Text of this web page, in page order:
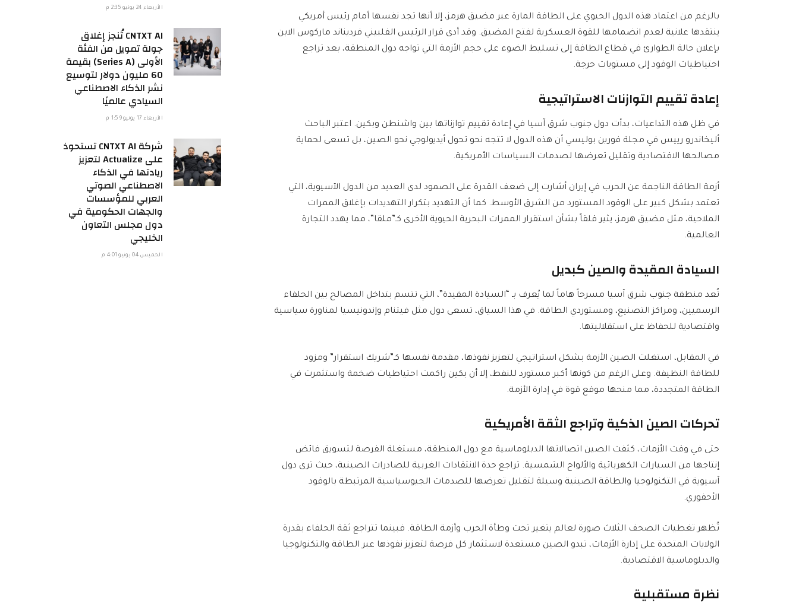
بالرغم من اعتماد هذه الدول الحيوي على الطاقة المارة عبر مضيق هرمز، إلا أنها تجد نفسها أمام رئيس أمريكي
ينتقدها علانية لعدم انضمامها للقوة العسكرية لفتح المضيق. وقد أدى قرار الرئيس الفلبيني فرديناند ماركوس الابن
بإعلان حالة الطوارئ في قطاع الطاقة إلى تسليط الضوء على حجم الأزمة التي تواجه دول المنطقة، بعد تراجع
احتياطيات الوقود إلى مستويات حرجة.
إعادة تقييم التوازنات الاستراتيجية
في ظل هذه التداعيات، بدأت دول جنوب شرق آسيا في إعادة تقييم توازناتها بين واشنطن وبكين. اعتبر الباحث
أليخاندرو رييس في مجلة فورين بوليسي أن هذه الدول لا تتجه نحو تحول أيديولوجي نحو الصين، بل تسعى لحماية
مصالحها الاقتصادية وتقليل تعرضها لصدمات السياسات الأمريكية.
أزمة الطاقة الناجمة عن الحرب في إيران أشارت إلى ضعف القدرة على الصمود لدى العديد من الدول الآسيوية، التي
تعتمد بشكل كبير على الوقود المستورد من الشرق الأوسط. كما أن التهديد بتكرار التهديدات بإغلاق الممرات
الملاحية، مثل مضيق هرمز، يثير قلقاً بشأن استقرار الممرات البحرية الحيوية الأخرى كـ”ملقا”، مما يهدد التجارة
العالمية.
السيادة المقيدة والصين كبديل
تُعد منطقة جنوب شرق آسيا مسرحاً هاماً لما يُعرف بـ “السيادة المقيدة”، التي تتسم بتداخل المصالح بين الحلفاء
الرسميين، ومراكز التصنيع، ومستوردي الطاقة. في هذا السياق، تسعى دول مثل فيتنام وإندونيسيا لمناورة سياسية
واقتصادية للحفاظ على استقلاليتها.
في المقابل، استغلت الصين الأزمة بشكل استراتيجي لتعزيز نفوذها، مقدمة نفسها كـ”شريك استقرار” ومزود
للطاقة النظيفة. وعلى الرغم من كونها أكبر مستورد للنفط، إلا أن بكين راكمت احتياطيات ضخمة واستثمرت في
الطاقة المتجددة، مما منحها موقع قوة في إدارة الأزمة.
تحركات الصين الذكية وتراجع الثقة الأمريكية
حتى في وقت الأزمات، كثفت الصين اتصالاتها الدبلوماسية مع دول المنطقة، مستغلة الفرصة لتسويق فائض
إنتاجها من السيارات الكهربائية والألواح الشمسية. تراجع حدة الانتقادات الغربية للصادرات الصينية، حيث ترى دول
آسيوية في التكنولوجيا والطاقة الصينية وسيلة لتقليل تعرضها للصدمات الجيوسياسية المرتبطة بالوقود
الأحفوري.
تُظهر تغطيات الصحف الثلاث صورة لعالم يتغير تحت وطأة الحرب وأزمة الطاقة. فبينما تتراجع ثقة الحلفاء بقدرة
الولايات المتحدة على إدارة الأزمات، تبدو الصين مستعدة لاستثمار كل فرصة لتعزيز نفوذها عبر الطاقة والتكنولوجيا
والدبلوماسية الاقتصادية.
نظرة مستقبلية
الأربعاء 24 يونيو 2:35 م
CNTXT AI تُنجز إغلاق
جولة تمويل من الفئة
الأولى (Series A) بقيمة
60 مليون دولار لتوسيع
نشر الذكاء الاصطناعي
السيادي عالميًا
الأربعاء 17 يونيو 1:59 م
شركة CNTXT AI تستحوذ
على Actualize لتعزيز
ريادتها في الذكاء
الاصطناعي الصوتي
العربي للمؤسسات
والجهات الحكومية في
دول مجلس التعاون
الخليجي
الخميس 04 يونيو 4:01 م